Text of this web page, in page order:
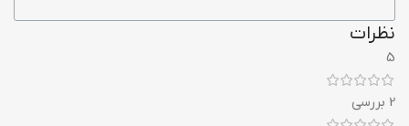
نظرات
5
2 بررسی